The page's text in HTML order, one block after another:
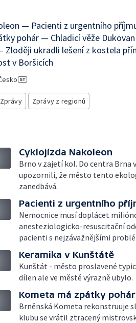
— Pacienti z urgentního
pohár — Chladicí věže
Zloději ukradli lešení z kostela
v Boršicích
Zprávy Zprávy z regionů
Cyklojízda Nakoleon
Brno v zajetí kol. Do centra Brna
upozornili, že město tento
zanedbává.
Pacienti z urgentního
Nemocnice musí doplácet
anesteziologicko-resuscitační
pacienti s nejzávažnějšími
Keramika v Kunštátě
Kunštát - město proslavené
dílen ale ve městě výrazně ubylo.
Kometa má zpátky pohár
Brněnská Kometa rekonstruuje
klubu se vrátil ztracený